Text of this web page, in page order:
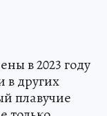
в 2023 году
в других
плавучие